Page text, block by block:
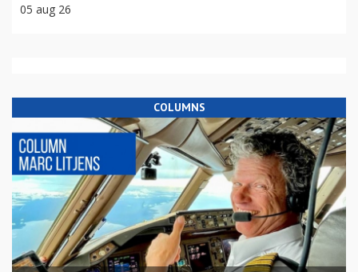
05 aug 26
COLUMNS